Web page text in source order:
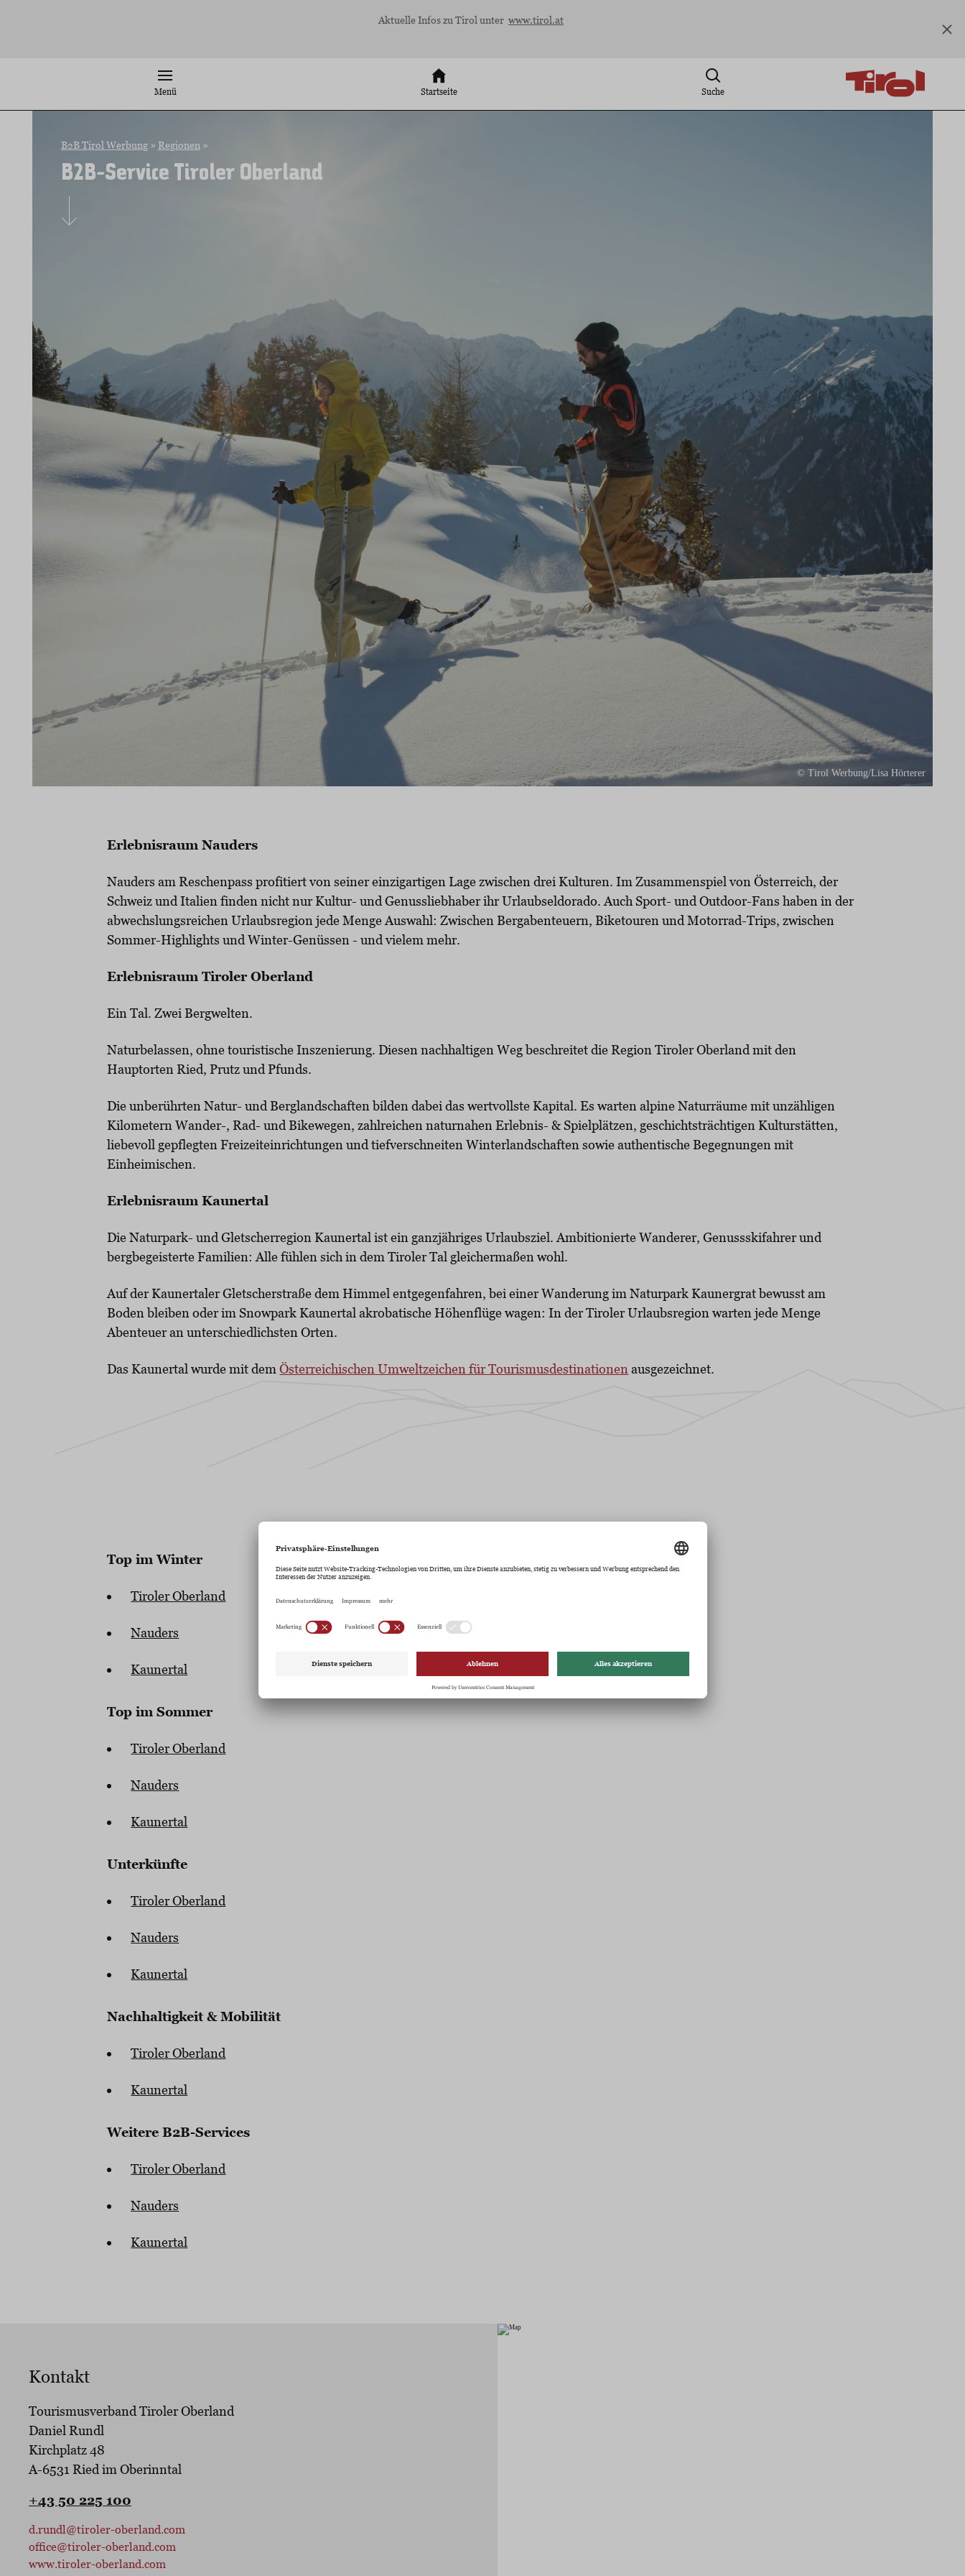
Aktuelle Infos zu Tirol unter www.tirol.at
Menü Startseite Suche
© Tirol Werbung/Lisa Hörterer
B2B Tirol Werbung» Regionen »
B2B-Service Tiroler Oberland
Erlebnisraum Nauders
Nauders am Reschenpass profitiert von seiner einzigartigen Lage zwischen drei Kulturen. Im Zusammenspiel von Österreich, der
Schweiz und Italien finden nicht nur Kultur- und Genussliebhaber ihr Urlaubseldorado. Auch Sport- und Outdoor-Fans haben in der
abwechslungsreichen Urlaubsregion jede Menge Auswahl: Zwischen Bergabenteuern, Biketouren und Motorrad-Trips, zwischen
Sommer-Highlights und Winter-Genüssen - und vielem mehr.
Erlebnisraum Tiroler Oberland
Ein Tal. Zwei Bergwelten.
Naturbelassen, ohne touristische Inszenierung. Diesen nachhaltigen Weg beschreitet die Region Tiroler Oberland mit den
Hauptorten Ried, Prutz und Pfunds.
Die unberührten Natur- und Berglandschaften bilden dabei das wertvollste Kapital. Es warten alpine Naturräume mit unzähligen
Kilometern Wander-, Rad- und Bikewegen, zahlreichen naturnahen Erlebnis- & Spielplätzen, geschichtsträchtigen Kulturstätten,
liebevoll gepflegten Freizeiteinrichtungen und tiefverschneiten Winterlandschaften sowie authentische Begegnungen mit
Einheimischen.
Erlebnisraum Kaunertal
Die Naturpark- und Gletscherregion Kaunertal ist ein ganzjähriges Urlaubsziel. Ambitionierte Wanderer, Genussskifahrer und
bergbegeisterte Familien: Alle fühlen sich in dem Tiroler Tal gleichermaßen wohl.
Auf der Kaunertaler Gletscherstraße dem Himmel entgegenfahren, bei einer Wanderung im Naturpark Kaunergrat bewusst am
Boden bleiben oder im Snowpark Kaunertal akrobatische Höhenflüge wagen: In der Tiroler Urlaubsregion warten jede Menge
Abenteuer an unterschiedlichsten Orten.
Das Kaunertal wurde mit demÖsterreichischen Umweltzeichen für Tourismusdestinationenausgezeichnet.
Top im Winter
Tiroler Oberland
Nauders
Kaunertal
Top im Sommer
Tiroler Oberland
Nauders
Kaunertal
Unterkünfte
Tiroler Oberland
Nauders
Kaunertal
Nachhaltigkeit & Mobilität
Tiroler Oberland
Kaunertal
Weitere B2B-Services
Tiroler Oberland
Nauders
Kaunertal
Kontakt
Tourismusverband Tiroler Oberland
Daniel Rundl
Kirchplatz 48
A-6531 Ried im Oberinntal
+43 50 225 100
d.rundl@tiroler-oberland.com
office@tiroler-oberland.com
www.tiroler-oberland.com